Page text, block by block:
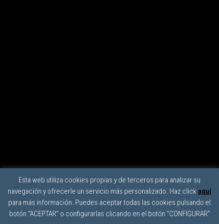
Esta web utiliza cookies propias y de terceros para analizar su
navegación y ofrecerle un servicio más personalizado. Haz click aquí
para más información. Puedes aceptar todas las cookies pulsando el
botón “ACEPTAR” o configurarlas clicando en el botón “CONFIGURAR”